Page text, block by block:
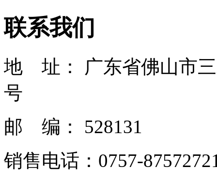
联系我们
地 址： 广东省佛山市
号
邮 编： 528131
销售电话：0757-